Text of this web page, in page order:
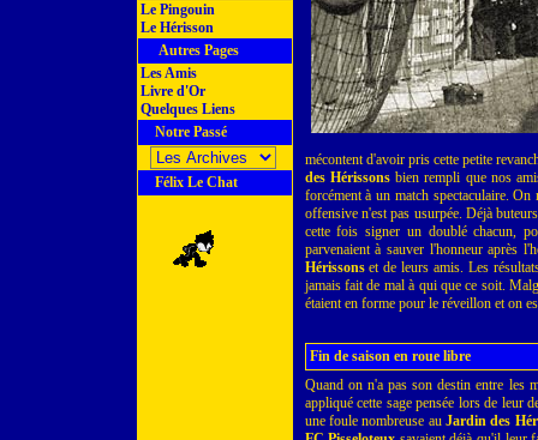
Le Pingouin
Le Hérisson
Autres Pages
Les Amis
Livre d'Or
Quelques Liens
Notre Passé
Félix Le Chat
mécontent d'avoir pris cette petite
des Hérissonsbien rempli que nos
forcément à un match spectaculaire.
offensive n'est pas usurpée. Déjà
cette fois signer un doublé chacun,
parvenaient à sauver l'honneur après
Hérissonset de leurs amis. Les
jamais fait de mal à qui que ce soit.
étaient en forme pour le réveillon et on
Fin de saison en roue libre
Quand on n'a pas son destin entre les
appliqué cette sage pensée lors de leur
une foule nombreuse au Jardin des